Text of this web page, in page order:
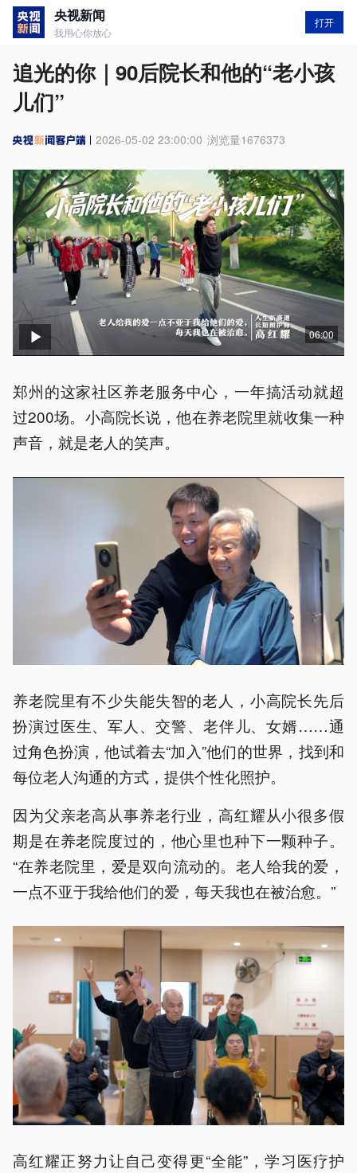
央视新闻
我用心你放心
打开
追光的你｜90后院长和他的“老小孩
儿们”
2026-05-02 23:00:00 浏览量1676373
06:00
郑州的这家社区养老服务中心，一年搞活动就超
过200场。小高院长说，他在养老院里就收集一种
声音，就是老人的笑声。
养老院里有不少失能失智的老人，小高院长先后
扮演过医生、军人、交警、老伴儿、女婿……通
过角色扮演，他试着去“加入”他们的世界，找到和
每位老人沟通的方式，提供个性化照护。
因为父亲老高从事养老行业，高红耀从小很多假
期是在养老院度过的，他心里也种下一颗种子。
“在养老院里，爱是双向流动的。老人给我的爱，
一点不亚于我给他们的爱，每天我也在被治愈。”
高红耀正努力让自己变得更“全能”，学习医疗护